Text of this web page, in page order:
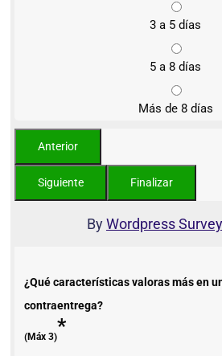
3 a 5 días
5 a 8 días
Más de 8 días
ByWordpress
¿Qué características valoras más en
contraentrega?
(Máx 3)*